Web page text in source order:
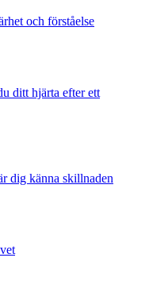
och förståelse
ditt hjärta efter ett
dig känna skillnaden